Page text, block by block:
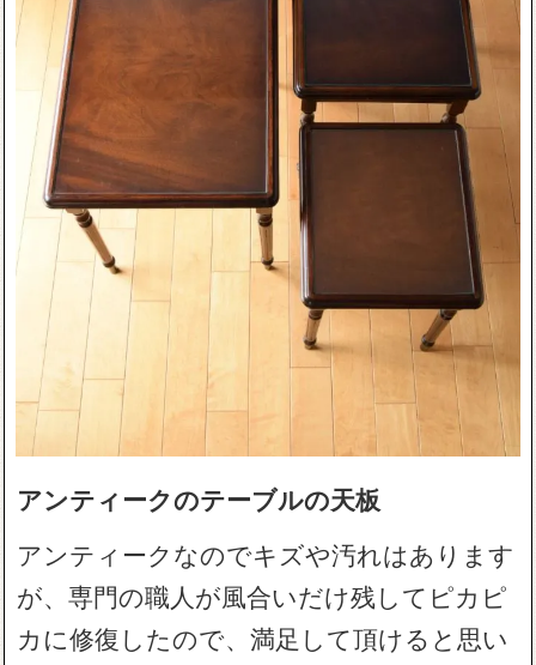
アンティークのテーブルの天板
アンティークなのでキズや汚れはあります
が、専門の職人が風合いだけ残してピカピ
カに修復したので、満足して頂けると思い